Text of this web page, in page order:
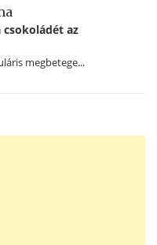
csokoládét az
megbetege...